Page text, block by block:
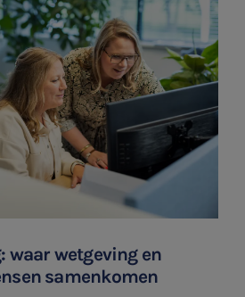
waar wetgeving en
samenkomen